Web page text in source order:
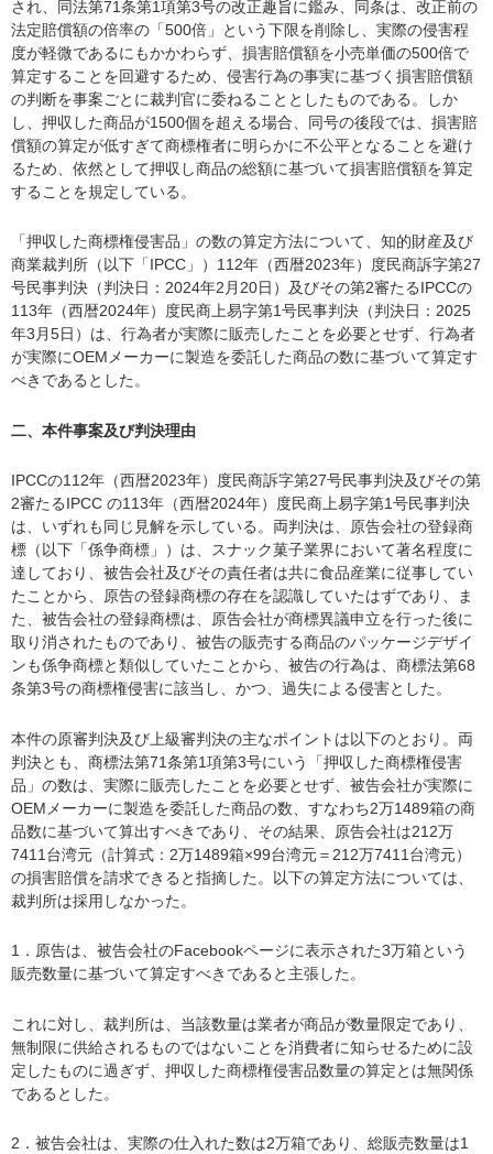
され、同法第71条第1項第3号の改正趣旨に鑑み、同条は、改正前の
法定賠償額の倍率の「500倍」という下限を削除し、実際の侵害程
度が軽微であるにもかかわらず、損害賠償額を小売単価の500倍で
算定することを回避するため、侵害行為の事実に基づく損害賠償額
の判断を事案ごとに裁判官に委ねることとしたものである。しか
し、押収した商品が1500個を超える場合、同号の後段では、損害賠
償額の算定が低すぎて商標権者に明らかに不公平となることを避け
るため、依然として押収し商品の総額に基づいて損害賠償額を算定
することを規定している。
「押収した商標権侵害品」の数の算定方法について、知的財産及び
商業裁判所（以下「IPCC」）112年（西暦2023年）度民商訴字第27
号民事判決（判決日：2024年2月20日）及びその第2審たるIPCCの
113年（西暦2024年）度民商上易字第1号民事判決（判決日：2025
年3月5日）は、行為者が実際に販売したことを必要とせず、行為者
が実際にOEMメーカーに製造を委託した商品の数に基づいて算定す
べきであるとした。
二、本件事案及び判決理由
IPCCの112年（西暦2023年）度民商訴字第27号民事判決及びその第
2審たるIPCC の113年（西暦2024年）度民商上易字第1号民事判決
は、いずれも同じ見解を示している。両判決は、原告会社の登録商
標（以下「係争商標」）は、スナック菓子業界において著名程度に
達しており、被告会社及びその責任者は共に食品産業に従事してい
たことから、原告の登録商標の存在を認識していたはずであり、ま
た、被告会社の登録商標は、原告会社が商標異議申立を行った後に
取り消されたものであり、被告の販売する商品のパッケージデザイ
ンも係争商標と類似していたことから、被告の行為は、商標法第68
条第3号の商標権侵害に該当し、かつ、過失による侵害とした。
本件の原審判決及び上級審判決の主なポイントは以下のとおり。両
判決とも、商標法第71条第1項第3号にいう「押収した商標権侵害
品」の数は、実際に販売したことを必要とせず、被告会社が実際に
OEMメーカーに製造を委託した商品の数、すなわち2万1489箱の商
品数に基づいて算出すべきであり、その結果、原告会社は212万
7411台湾元（計算式：2万1489箱×99台湾元＝212万7411台湾元）
の損害賠償を請求できると指摘した。以下の算定方法については、
裁判所は採用しなかった。
1．原告は、被告会社のFacebookページに表示された3万箱という
販売数量に基づいて算定すべきであると主張した。
これに対し、裁判所は、当該数量は業者が商品が数量限定であり、
無制限に供給されるものではないことを消費者に知らせるために設
定したものに過ぎず、押収した商標権侵害品数量の算定とは無関係
であるとした。
2．被告会社は、実際の仕入れた数は2万箱であり、総販売数量は1